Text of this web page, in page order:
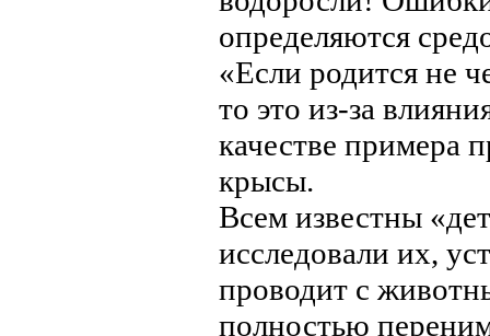
определяются
«Если родится не
то это из-за
качестве примера
крысы.
Всем известны
исследовали их,
проводит с
полностью